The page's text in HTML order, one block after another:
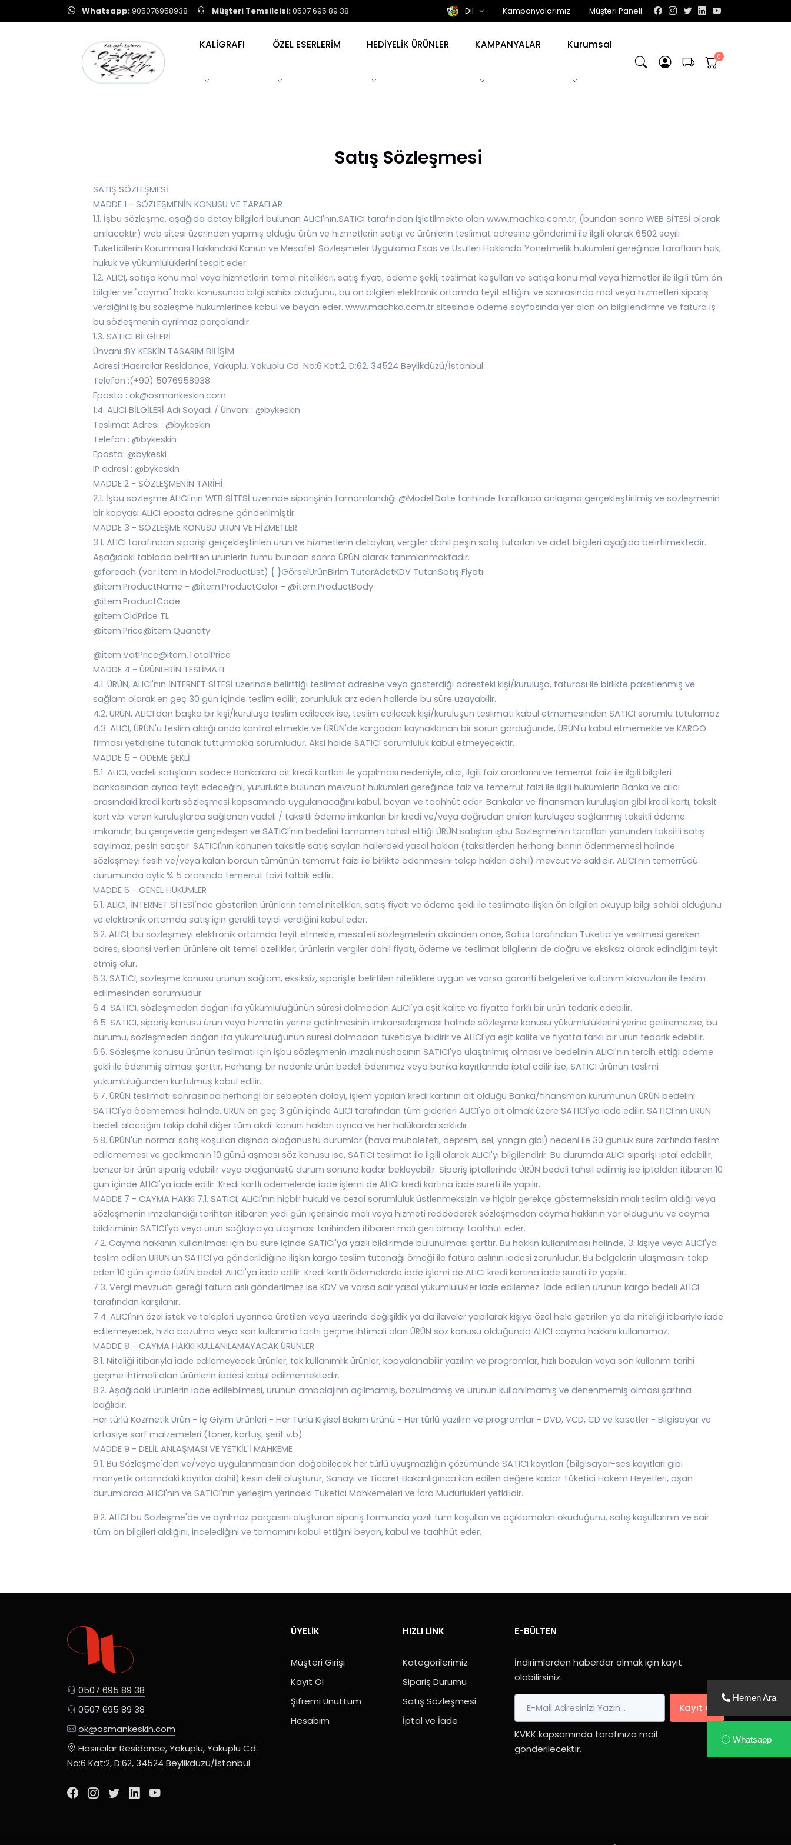
Whatsapp:905076958938 Müşteri Temsilcisi:0507 695 89 38 Dil Kampanyalarımız Müşteri Paneli
KALİGRAFi ÖZEL ESERLERİM HEDİYELİK ÜRÜNLER KAMPANYALAR Kurumsal
Satış Sözleşmesi
SATIŞ SÖZLEŞMESİ
MADDE 1 - SÖZLEŞMENİN KONUSU VE TARAFLAR
1.1. İşbu sözleşme, aşağıda detay bilgileri bulunan ALICI'nın,SATICI tarafından işletilmekte olan www.machka.com.tr; (bundan sonra WEB SİTESİ olarak
anılacaktır) web sitesi üzerinden yapmış olduğu ürün ve hizmetlerin satışı ve ürünlerin teslimat adresine gönderimi ile ilgili olarak 6502 sayılı
Tüketicilerin Korunması Hakkındaki Kanun ve Mesafeli Sözleşmeler Uygulama Esas ve Usulleri Hakkında Yönetmelik hükümleri gereğince tarafların hak,
hukuk ve yükümlülüklerini tespit eder.
1.2. ALICI, satışa konu mal veya hizmetlerin temel nitelikleri, satış fiyatı, ödeme şekli, teslimat koşulları ve satışa konu mal veya hizmetler ile ilgili tüm ön
bilgiler ve "cayma" hakkı konusunda bilgi sahibi olduğunu, bu ön bilgileri elektronik ortamda teyit ettiğini ve sonrasında mal veya hizmetleri sipariş
verdiğini iş bu sözleşme hükümlerince kabul ve beyan eder. www.machka.com.tr sitesinde ödeme sayfasında yer alan ön bilgilendirme ve fatura iş
bu sözleşmenin ayrılmaz parçalarıdır.
1.3. SATICI BİLGİLERİ
Ünvanı :BY KESKİN TASARIM BİLİŞİM
Adresi :Hasırcılar Residance, Yakuplu, Yakuplu Cd. No:6 Kat:2, D:62, 34524 Beylikdüzü/İstanbul
Telefon :(+90) 5076958938
Eposta : ok@osmankeskin.com
1.4. ALICI BİLGİLERİ Adı Soyadı / Ünvanı : @bykeskin
Teslimat Adresi : @bykeskin
Telefon : @bykeskin
Eposta: @bykeski
IP adresi : @bykeskin
MADDE 2 - SÖZLEŞMENİN TARİHİ
2.1. İşbu sözleşme ALICI'nın WEB SİTESİ üzerinde siparişinin tamamlandığı @Model.Date tarihinde taraflarca anlaşma gerçekleştirilmiş ve sözleşmenin
bir kopyası ALICI eposta adresine gönderilmiştir.
MADDE 3 - SÖZLEŞME KONUSU ÜRÜN VE HİZMETLER
3.1. ALICI tarafından siparişi gerçekleştirilen ürün ve hizmetlerin detayları, vergiler dahil peşin satış tutarları ve adet bilgileri aşağıda belirtilmektedir.
Aşağıdaki tabloda belirtilen ürünlerin tümü bundan sonra ÜRÜN olarak tanımlanmaktadır.
@foreach (var item in Model.ProductList) { }GörselÜrünBirim TutarAdetKDV TutarıSatış Fiyatı
@item.ProductName - @item.ProductColor - @item.ProductBody
@item.ProductCode
@item.OldPrice TL
@item.Price@item.Quantity
@item.VatPrice@item.TotalPrice
MADDE 4 - ÜRÜNLERİN TESLİMATI
4.1. ÜRÜN, ALICI'nın İNTERNET SİTESİ üzerinde belirttiği teslimat adresine veya gösterdiği adresteki kişi/kuruluşa, faturası ile birlikte paketlenmiş ve
sağlam olarak en geç 30 gün içinde teslim edilir, zorunluluk arz eden hallerde bu süre uzayabilir.
4.2. ÜRÜN, ALICI'dan başka bir kişi/kuruluşa teslim edilecek ise, teslim edilecek kişi/kuruluşun teslimatı kabul etmemesinden SATICI sorumlu tutulamaz
4.3. ALICI, ÜRÜN'ü teslim aldığı anda kontrol etmekle ve ÜRÜN'de kargodan kaynaklanan bir sorun gördüğünde, ÜRÜN'ü kabul etmemekle ve KARGO
firması yetkilisine tutanak tutturmakla sorumludur. Aksi halde SATICI sorumluluk kabul etmeyecektir.
MADDE 5 - ÖDEME ŞEKLİ
5.1. ALICI, vadeli satışların sadece Bankalara ait kredi kartları ile yapılması nedeniyle, alıcı, ilgili faiz oranlarını ve temerrüt faizi ile ilgili bilgileri
bankasından ayrıca teyit edeceğini, yürürlükte bulunan mevzuat hükümleri gereğince faiz ve temerrüt faizi ile ilgili hükümlerin Banka ve alıcı
arasındaki kredi kartı sözleşmesi kapsamında uygulanacağını kabul, beyan ve taahhüt eder. Bankalar ve finansman kuruluşları gibi kredi kartı, taksit
kart v.b. veren kuruluşlarca sağlanan vadeli / taksitli ödeme imkanları bir kredi ve/veya doğrudan anılan kuruluşca sağlanmış taksitli ödeme
imkanıdır; bu çerçevede gerçekleşen ve SATICI'nın bedelini tamamen tahsil ettiği ÜRÜN satışları işbu Sözleşme'nin tarafları yönünden taksitli satış
sayılmaz, peşin satıştır. SATICI'nın kanunen taksitle satış sayılan hallerdeki yasal hakları (taksitlerden herhangi birinin ödenmemesi halinde
sözleşmeyi fesih ve/veya kalan borcun tümünün temerrüt faizi ile birlikte ödenmesini talep hakları dahil) mevcut ve saklıdır. ALICI'nın temerrüdü
durumunda aylık % 5 oranında temerrüt faizi tatbik edilir.
MADDE 6 - GENEL HÜKÜMLER
6.1. ALICI, İNTERNET SİTESİ'nde gösterilen ürünlerin temel nitelikleri, satış fiyatı ve ödeme şekli ile teslimata ilişkin ön bilgileri okuyup bilgi sahibi olduğunu
ve elektronik ortamda satış için gerekli teyidi verdiğini kabul eder.
6.2. ALICI; bu sözleşmeyi elektronik ortamda teyit etmekle, mesafeli sözleşmelerin akdinden önce, Satıcı tarafından Tüketici'ye verilmesi gereken
adres, siparişi verilen ürünlere ait temel özellikler, ürünlerin vergiler dahil fiyatı, ödeme ve teslimat bilgilerini de doğru ve eksiksiz olarak edindiğini teyit
etmiş olur.
6.3. SATICI, sözleşme konusu ürünün sağlam, eksiksiz, siparişte belirtilen niteliklere uygun ve varsa garanti belgeleri ve kullanım kılavuzları ile teslim
edilmesinden sorumludur.
6.4. SATICI, sözleşmeden doğan ifa yükümlülüğünün süresi dolmadan ALICI'ya eşit kalite ve fiyatta farklı bir ürün tedarik edebilir.
6.5. SATICI, sipariş konusu ürün veya hizmetin yerine getirilmesinin imkansızlaşması halinde sözleşme konusu yükümlülüklerini yerine getiremezse, bu
durumu, sözleşmeden doğan ifa yükümlülüğünün süresi dolmadan tüketiciye bildirir ve ALICI'ya eşit kalite ve fiyatta farklı bir ürün tedarik edebilir.
6.6. Sözleşme konusu ürünün teslimatı için işbu sözleşmenin imzalı nüshasının SATICI'ya ulaştırılmış olması ve bedelinin ALICI'nın tercih ettiği ödeme
şekli ile ödenmiş olması şarttır. Herhangi bir nedenle ürün bedeli ödenmez veya banka kayıtlarında iptal edilir ise, SATICI ürünün teslimi
yükümlülüğünden kurtulmuş kabul edilir.
6.7. ÜRÜN teslimatı sonrasında herhangi bir sebepten dolayı, işlem yapılan kredi kartının ait olduğu Banka/finansman kurumunun ÜRÜN bedelini
SATICI'ya ödememesi halinde, ÜRÜN en geç 3 gün içinde ALICI tarafından tüm giderleri ALICI'ya ait olmak üzere SATICI'ya iade edilir. SATICI'nın ÜRÜN
bedeli alacağını takip dahil diğer tüm akdi-kanuni hakları ayrıca ve her halükarda saklıdır.
6.8. ÜRÜN'ün normal satış koşulları dışında olağanüstü durumlar (hava muhalefeti, deprem, sel, yangın gibi) nedeni ile 30 günlük süre zarfında teslim
edilememesi ve gecikmenin 10 günü aşması söz konusu ise, SATICI teslimat ile ilgili olarak ALICI'yı bilgilendirir. Bu durumda ALICI siparişi iptal edebilir,
benzer bir ürün sipariş edebilir veya olağanüstü durum sonuna kadar bekleyebilir. Sipariş iptallerinde ÜRÜN bedeli tahsil edilmiş ise iptalden itibaren 10
gün içinde ALICI'ya iade edilir. Kredi kartlı ödemelerde iade işlemi de ALICI kredi kartına iade sureti ile yapılır.
MADDE 7 - CAYMA HAKKI 7.1. SATICI, ALICI'nın hiçbir hukuki ve cezai sorumluluk üstlenmeksizin ve hiçbir gerekçe göstermeksizin malı teslim aldığı veya
sözleşmenin imzalandığı tarihten itibaren yedi gün içerisinde malı veya hizmeti reddederek sözleşmeden cayma hakkının var olduğunu ve cayma
bildiriminin SATICI'ya veya ürün sağlayıcıya ulaşması tarihinden itibaren malı geri almayı taahhüt eder.
7.2. Cayma hakkının kullanılması için bu süre içinde SATICI'ya yazılı bildirimde bulunulması şarttır. Bu hakkın kullanılması halinde, 3. kişiye veya ALICI'ya
teslim edilen ÜRÜN'ün SATICI'ya gönderildiğine ilişkin kargo teslim tutanağı örneği ile fatura aslının iadesi zorunludur. Bu belgelerin ulaşmasını takip
eden 10 gün içinde ÜRÜN bedeli ALICI'ya iade edilir. Kredi kartlı ödemelerde iade işlemi de ALICI kredi kartına iade sureti ile yapılır.
7.3. Vergi mevzuatı gereği fatura aslı gönderilmez ise KDV ve varsa sair yasal yükümlülükler iade edilemez. İade edilen ürünün kargo bedeli ALICI
tarafından karşılanır.
7.4. ALICI'nın özel istek ve talepleri uyarınca üretilen veya üzerinde değişiklik ya da ilaveler yapılarak kişiye özel hale getirilen ya da niteliği itibariyle iade
edilemeyecek, hızla bozulma veya son kullanma tarihi geçme ihtimali olan ÜRÜN söz konusu olduğunda ALICI cayma hakkını kullanamaz.
MADDE 8 - CAYMA HAKKI KULLANILAMAYACAK ÜRÜNLER
8.1. Niteliği itibarıyla iade edilemeyecek ürünler; tek kullanımlık ürünler, kopyalanabilir yazılım ve programlar, hızlı bozulan veya son kullanım tarihi
geçme ihtimali olan ürünlerin iadesi kabul edilmemektedir.
8.2. Aşağıdaki ürünlerin iade edilebilmesi, ürünün ambalajının açılmamış, bozulmamış ve ürünün kullanılmamış ve denenmemiş olması şartına
bağlıdır.
Her türlü Kozmetik Ürün - İç Giyim Ürünleri - Her Türlü Kişisel Bakım Ürünü - Her türlü yazılım ve programlar - DVD, VCD, CD ve kasetler - Bilgisayar ve
kırtasiye sarf malzemeleri (toner, kartuş, şerit v.b)
MADDE 9 - DELİL ANLAŞMASI VE YETKİL'İ MAHKEME
9.1. Bu Sözleşme'den ve/veya uygulanmasından doğabilecek her türlü uyuşmazlığın çözümünde SATICI kayıtları (bilgisayar-ses kayıtları gibi
manyetik ortamdaki kayıtlar dahil) kesin delil oluşturur; Sanayi ve Ticaret Bakanlığınca ilan edilen değere kadar Tüketici Hakem Heyetleri, aşan
durumlarda ALICI'nın ve SATICI'nın yerleşim yerindeki Tüketici Mahkemeleri ve İcra Müdürlükleri yetkilidir.
9.2. ALICI bu Sözleşme'de ve ayrılmaz parçasını oluşturan sipariş formunda yazılı tüm koşulları ve açıklamaları okuduğunu, satış koşullarının ve sair
tüm ön bilgileri aldığını, incelediğini ve tamamını kabul ettiğini beyan, kabul ve taahhüt eder.
0507 695 89 38
0507 695 89 38
ok@osmankeskin.com
Hasırcılar Residance, Yakuplu, Yakuplu Cd.
No:6 Kat:2, D:62, 34524 Beylikdüzü/İstanbul
ÜYELIK
Müşteri Girişi
Kayıt Ol
Şifremi Unuttum
Hesabım
HIZLI LINK
Kategorilerimiz
Sipariş Durumu
Satış Sözleşmesi
İptal ve İade
E-BÜLTEN
İndirimlerden haberdar olmak için kayıt
olabilirsiniz.
Kayıt Ol
KVKK kapsamında tarafınıza mail
gönderilecektir.
Hemen Ara
Whatsapp